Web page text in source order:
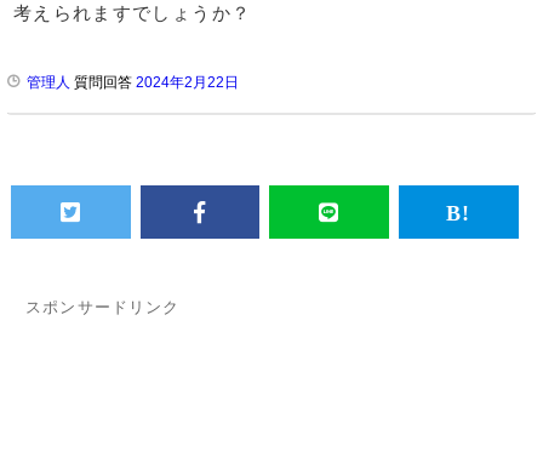
考えられますでしょうか？
管理人 質問回答 2024年2月22日
スポンサードリンク